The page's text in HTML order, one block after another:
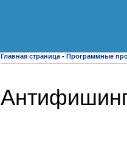
Главная страница - Программные